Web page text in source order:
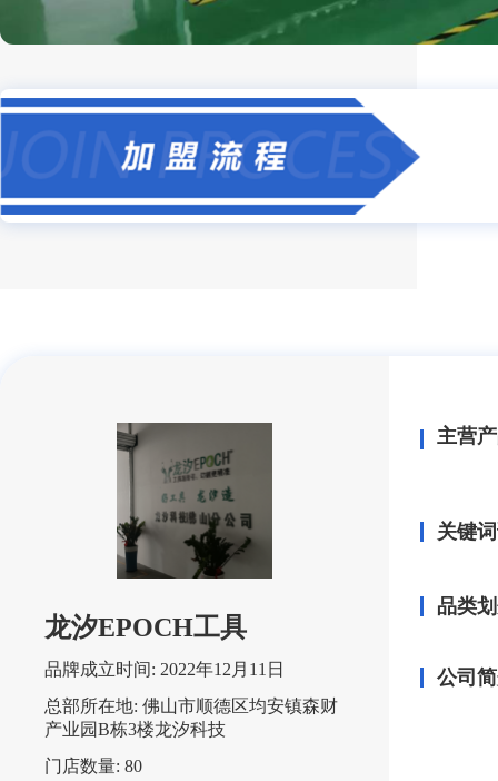
龙汐EPOCH工具
品牌成立时间: 2022年12月11日
总部所在地: 佛山市顺德区均安镇森财
产业园B栋3楼龙汐科技
门店数量: 80
主营
关键
品类
公司